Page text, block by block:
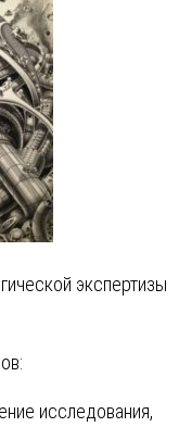
экспертизы
исследования,